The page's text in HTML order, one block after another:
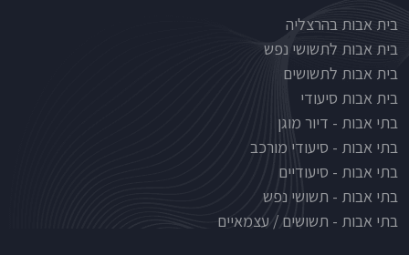
Nursinghouse type
בית אבות בהרצליה
בית אבות לתשושי נפש
בית אבות לתשושים
בית אבות סיעודי
בתי אבות - דיור מוגן
בתי אבות - סיעודי מורכב
בתי אבות - סיעודיים
בתי אבות - תשושי נפש
בתי אבות - תשושים / עצמאיים